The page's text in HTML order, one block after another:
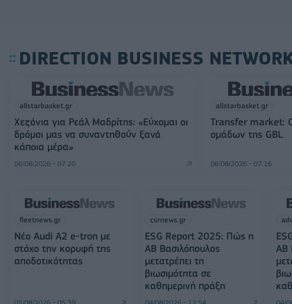
DIRECTION BUSINESS
allstarbasket.gr
Χεζόνια για Ρεάλ Μαδρίτης: «Εύχομαι οι
δρόμοι μας να συναντηθούν ξανά
κάποια μέρα»
06/08/2026 - 07:20
allstarbasket.gr
Transfer market:
ομάδων της GBL
06/08/2026 - 07:16
fleetnews.gr
Νέο Audi A2 e-tron με
στόχο την κορυφή της
αποδοτικότητας
csrnews.gr
ESG Report 2025: Πώς η
ΑΒ Βασιλόπουλος
μετατρέπει τη
βιωσιμότητα σε
καθημερινή πράξη
ΑΒ